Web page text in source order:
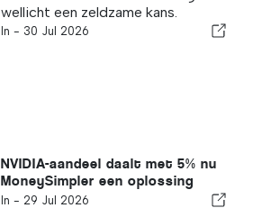
wellicht een zeldzame kans.
In - 30 Jul 2026
NVIDIA-aandeel daalt met 5% nu
MoneySimpler een oplossing
voor passief inkomen via
In - 29 Jul 2026